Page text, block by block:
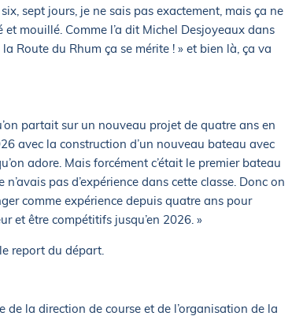
sept jours, je ne sais pas exactement, mais ça ne
mouillé. Comme l’a dit Michel Desjoyeaux dans
Route du Rhum ça se mérite ! » et bien là, ça va
partait sur un nouveau projet de quatre ans en
avec la construction d’un nouveau bateau avec
adore. Mais forcément c’était le premier bateau
pas d’expérience dans cette classe. Donc on
comme expérience depuis quatre ans pour
et être compétitifs jusqu’en 2026. »
report du départ.
de la direction de course et de l’organisation de la